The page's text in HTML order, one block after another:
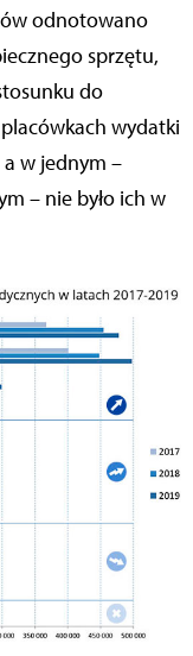
odnotowano
sprzętu,
do
wydatki
a w jednym –
– nie było ich w